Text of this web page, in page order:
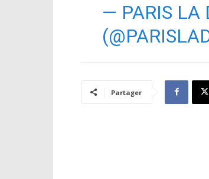
— PARIS LA
Partager